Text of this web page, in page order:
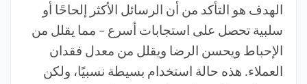
الهدف هو التأكد من أن الرسائل الأكثر إلحاحًا أو
سلبية تحصل على استجابات أسرع – مما يقلل من
الإحباط ويحسن الرضا ويقلل من معدل فقدان
العملاء. هذه حالة استخدام بسيطة نسبيًا، ولكن